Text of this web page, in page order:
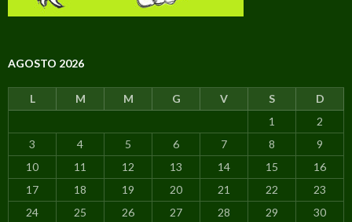
AGOSTO 2026
L M M G V S
D
1
2
3
4 5 6 7 8
9
10
11 12 13 14 15
16
17
18 19 20 21 22
23
24
25 26 27 28 29
30